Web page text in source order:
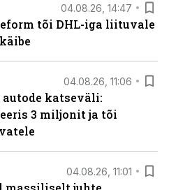
04.08.26, 14:47
tõi DHL-iga liituvale
04.08.26, 11:06
katseväli:
3 miljonit ja tõi
04.08.26, 11:01